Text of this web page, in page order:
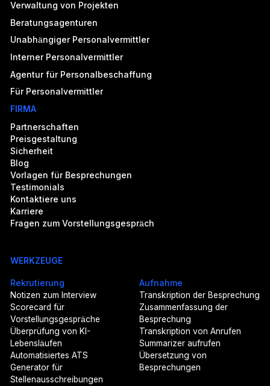
Verwaltung von Projekten
Beratungsagenturen
Unabhängiger Personalvermittler
Interner Personalvermittler
Agentur für Personalbeschaffung
Für Personalvermittler
FIRMA
Partnerschaften
Preisgestaltung
Sicherheit
Blog
Vorlagen für Besprechungen
Testimonials
Kontaktiere uns
Karriere
Fragen zum Vorstellungsgespräch
WERKZEUGE
Rekrutierung
Notizen zum Interview
Scorecard für
Vorstellungsgespräche
Überprüfung von KI-
Lebensläufen
Automatisiertes ATS
Generator für
Stellenausschreibungen
Aufnahme
Transkription der Besprechung
Zusammenfassung der
Besprechung
Transkription von Anrufen
Summarizer aufrufen
Übersetzung von
Besprechungen